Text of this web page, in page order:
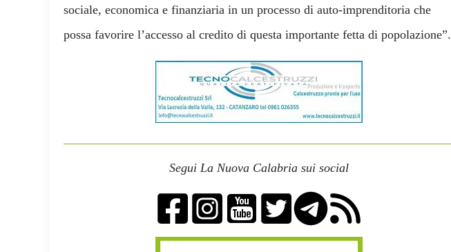
sociale, economica e finanziaria in un processo di auto-imprenditoria che
possa favorire l’accesso al credito di questa importante fetta di popolazione”.
Segui La Nuova Calabria sui social